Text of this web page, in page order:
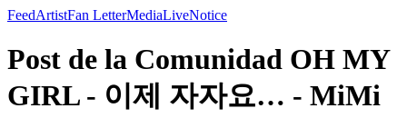
FeedArtistFan LetterMediaLiveNotice
Post de la Comunidad OH MY
GIRL - 이제 자자요… - MiMi